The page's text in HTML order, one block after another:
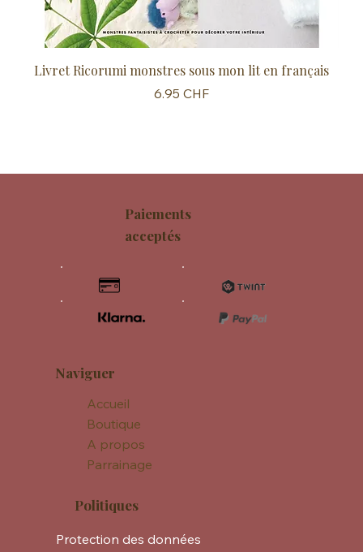
Livret Ricorumi monstres sous mon lit en français
Prix
6.95 CHF
Naviguer
Accueil
Boutique
A propos
Parrainage
Politiques
Protection des données
Paiements
acceptés